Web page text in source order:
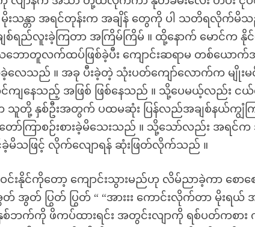
း မိုးသန္တာ အရင်တုန်းက အချိန် တွေကို ပါ သတိရလိုက်
ချစ်ရည်လူးခဲ့ကြတာ အကြိမ်ကြိမ် ။ ထို့နောက် မောင်က
ဘောတူလက်ထပ်ဖြစ်ခဲ့ပီး ကျောင်းဆရာမ တစ်ယောက်
သည် ။ အခု ပီးခဲ့တဲ့ သုံးပတ်ကျော်လောက်က မျိုးမင်
ျနေသည့် အဖြစ် ဖြစ်နေသည် ။ သို့ပေမယ့်လည်း ငယ်
သူတို့ နှစ်ဦးအတွက် ပထမဆုံး ပြန်လည်အချစ်နယ်ကျွံကြခ
ာ်ကြာစဉ်းစားခဲ့မိသေးသည် ။ သို့သော်လည်း အရင်က
င်ခဲ့မိသဖြင့် လိုက်လျောရန် ဆုံးဖြတ်လိုက်သည် ။
ဝင်းနိုင်ကိုတော့ ကျောင်းသွားမည်ဟု လိမ်ညာခဲ့ကာ စေ
အွတ် အွတ် ပြွတ် ပြွတ် “ “အားးး ကောင်းလိုက်တာ မိုးရ
ဘက်ကို ဖိကပ်ထားရင်း အတွင်းလျာကို ရစ်ပတ်ကစား က